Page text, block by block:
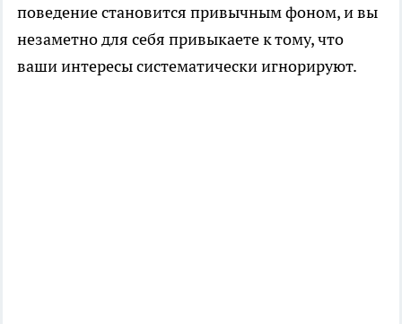
поведение становится привычным фоном, и вы
незаметно для себя привыкаете к тому, что
ваши интересы систематически игнорируют.